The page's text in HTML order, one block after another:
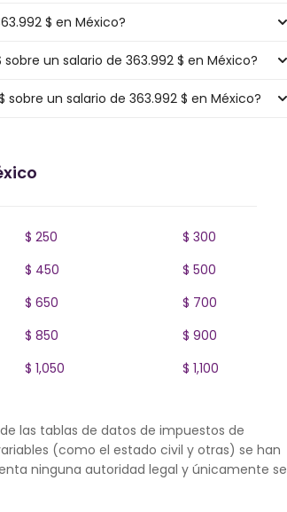
$ en México?
un salario de 363.992 $ en México?
un salario de 363.992 $ en México?
$ 250
$ 300
$ 450
$ 500
$ 650
$ 700
$ 850
$ 900
$ 1,050 $ 1,100
las tablas de datos de impuestos de
(como el estado civil y otras) se han
ninguna autoridad legal y únicamente se